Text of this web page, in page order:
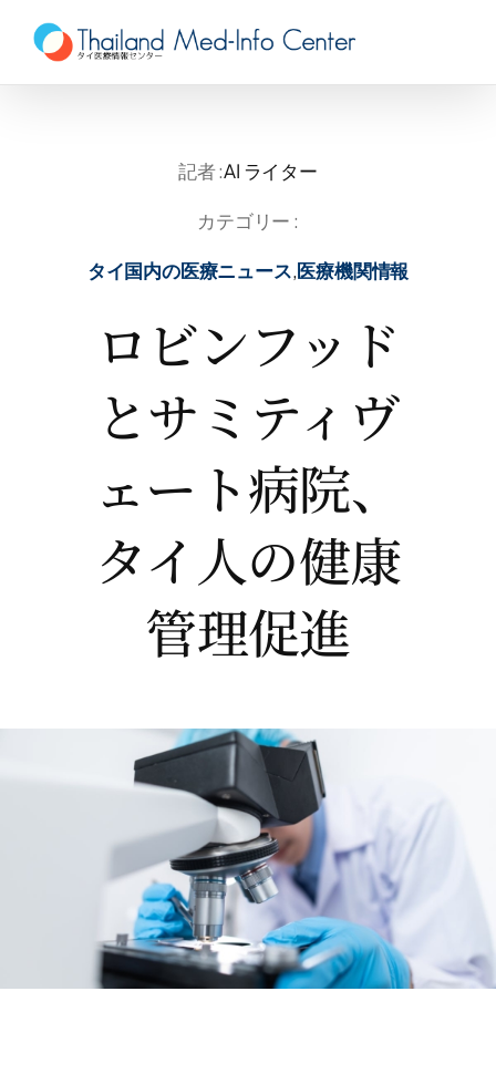
content
記者 :AI ライター
カテゴリー :
タイ国内の医療ニュース,医療機関情報
ロビンフッド
とサミティヴ
ェート病院、
タイ人の健康
管理促進